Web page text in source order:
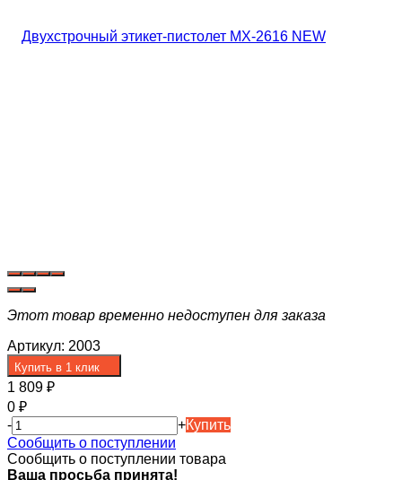
Этот товар временно недоступен для заказа
Артикул: 2003
Купить в 1 клик
1 809 ₽
0 ₽
-
+Купить
Сообщить о поступлении
Сообщить о поступлении товара
Ваша просьба принята!